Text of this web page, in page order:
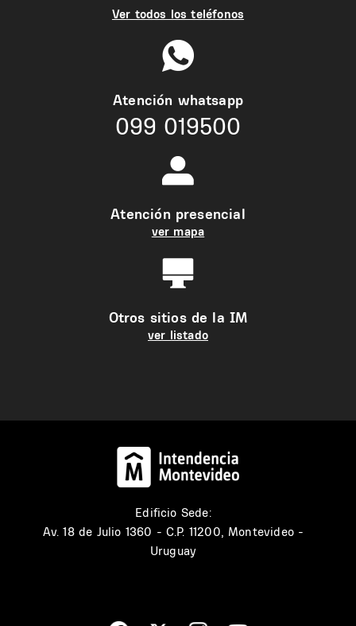
Ver todos los teléfonos
Atención whatsapp
099 019500
Atención presencial
ver mapa
Otros sitios de la IM
ver listado
Edificio Sede:
Av. 18 de Julio 1360 - C.P. 11200, Montevideo -
Uruguay